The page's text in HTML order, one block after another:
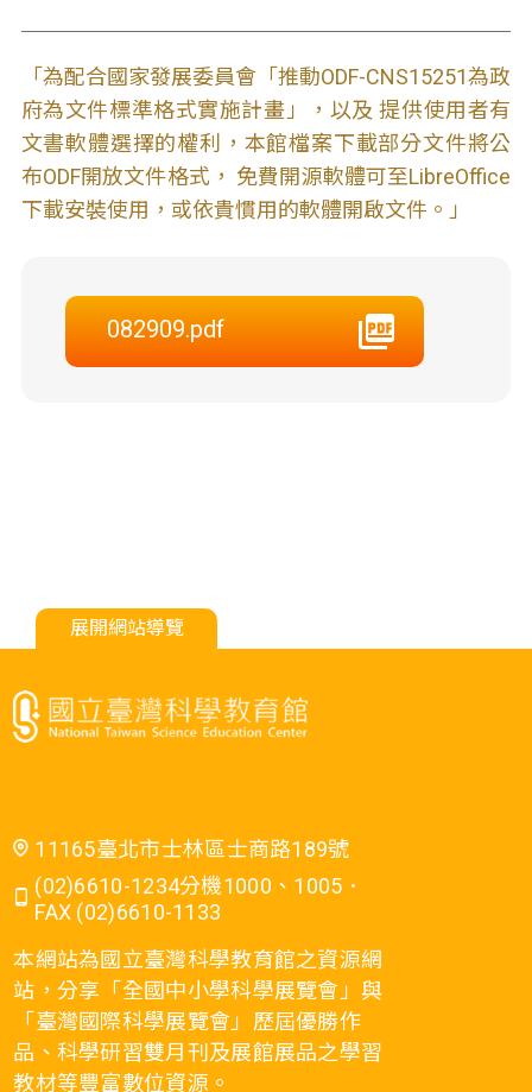
「為配合國家發展委員會「推動ODF-CNS15251為政
府為文件標準格式實施計畫」，以及 提供使用者有
文書軟體選擇的權利，本館檔案下載部分文件將公
布ODF開放文件格式， 免費開源軟體可至LibreOffice
下載安裝使用，或依貴慣用的軟體開啟文件。」
082909.pdf
展開網站導覽
11165臺北市士林區士商路189號
(02)6610-1234分機1000、1005．
FAX (02)6610-1133
本網站為國立臺灣科學教育館之資源網
站，分享「全國中小學科學展覽會」與
「臺灣國際科學展覽會」歷屆優勝作
品、科學研習雙月刊及展館展品之學習
教材等豐富數位資源。